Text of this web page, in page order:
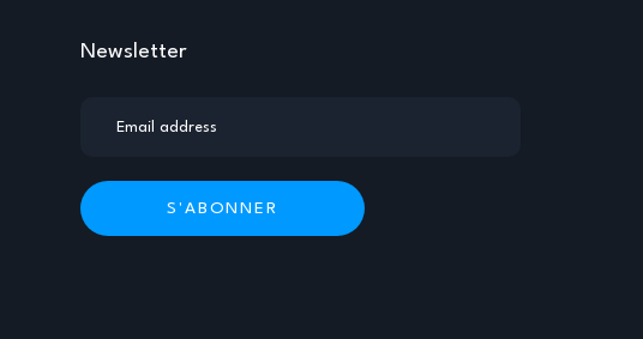
Newsletter